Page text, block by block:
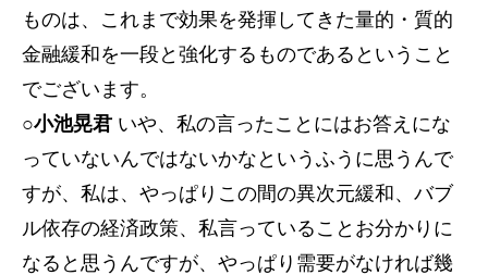
ものは、これまで効果を発揮してきた量的・質的
金融緩和を一段と強化するものであるということ
でございます。
○小池晃君 いや、私の言ったことにはお答えにな
っていないんではないかなというふうに思うんで
すが、私は、やっぱりこの間の異次元緩和、バブ
ル依存の経済政策、私言っていることお分かりに
なると思うんですが、やっぱり需要がなければ幾